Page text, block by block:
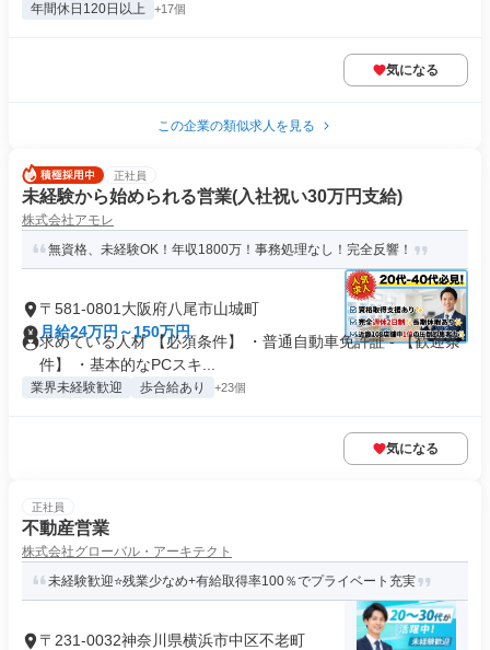
年間休日120日以上 +17個
気になる
この企業の類似求人を見る
正社員
未経験から始められる営業(入社祝い30万円支給)
株式会社アモレ
無資格、未経験OK！年収1800万！事務処理なし！完全反響！
〒581-0801大阪府八尾市山城町
月給24万円～150万円
求めている人材 【必須条件】 ・普通自動車免許証 - 【歓迎条
件】 ・基本的なPCスキ...
業界未経験歓迎 歩合給あり +23個
気になる
正社員
不動産営業
株式会社グローバル・アーキテクト
未経験歓迎⭐残業少なめ+有給取得率100％でプライベート充実
〒231-0032神奈川県横浜市中区不老町